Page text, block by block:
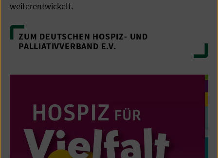
weiterentwickelt.
ZUM DEUTSCHEN HOSPIZ- UND
PALLIATIVVERBAND E.V.